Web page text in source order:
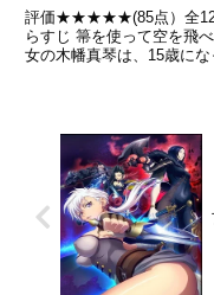
ち」レビュー
評価★★★★★(85点）全12
らすじ 箒を使って空を飛
女の木幡真琴は、15歳にな
た青森県弘前市にある又従
圭・千夏兄妹のいる一家に